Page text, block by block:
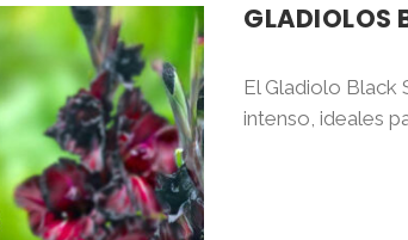
GLADIOLOS
El Gladiolo Black
intenso, ideales